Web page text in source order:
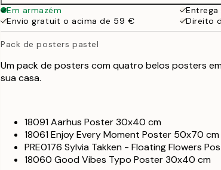
Em armazém
Envio gratuit o acima de 59 €
Direito
Pack de posters pastel
Um pack de posters com quatro belos posters
sua casa.
18091 Aarhus Poster 30x40 cm
18061 Enjoy Every Moment Poster 50x70 cm
PRE0176 Sylvia Takken - Floating Flowers
18060 Good Vibes Typo Poster 30x40 cm